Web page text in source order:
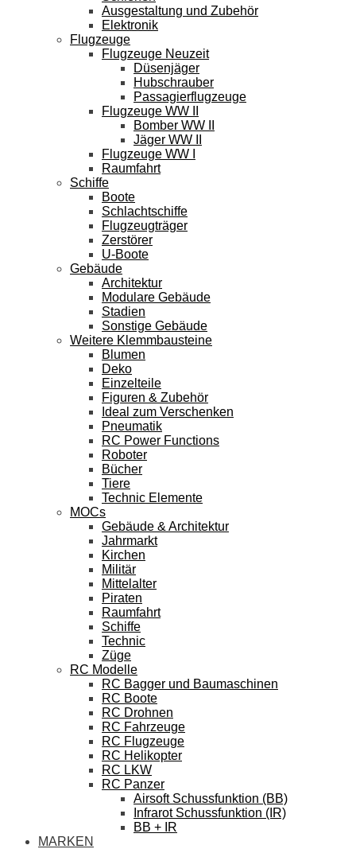
Ausgestaltung und Zubehör
Elektronik
Flugzeuge
Flugzeuge Neuzeit
Düsenjäger
Hubschrauber
Passagierflugzeuge
Flugzeuge WW II
Bomber WW II
Jäger WW II
Flugzeuge WW I
Raumfahrt
Schiffe
Boote
Schlachtschiffe
Flugzeugträger
Zerstörer
U-Boote
Gebäude
Architektur
Modulare Gebäude
Stadien
Sonstige Gebäude
Weitere Klemmbausteine
Blumen
Deko
Einzelteile
Figuren & Zubehör
Ideal zum Verschenken
Pneumatik
RC Power Functions
Roboter
Bücher
Tiere
Technic Elemente
MOCs
Gebäude & Architektur
Jahrmarkt
Kirchen
Militär
Mittelalter
Piraten
Raumfahrt
Schiffe
Technic
Züge
RC Modelle
RC Bagger und Baumaschinen
RC Boote
RC Drohnen
RC Fahrzeuge
RC Flugzeuge
RC Helikopter
RC LKW
RC Panzer
Airsoft Schussfunktion (BB)
Infrarot Schussfunktion (IR)
BB + IR
MARKEN